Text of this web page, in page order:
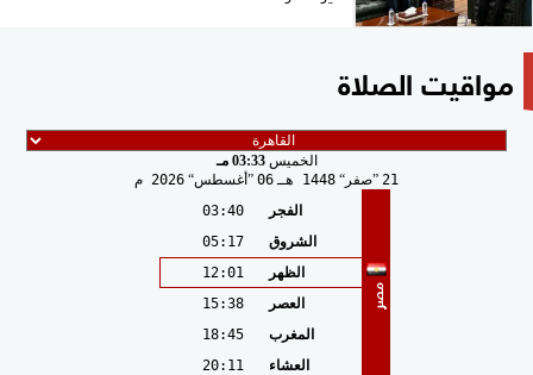
مواقيت الصلاة
الخميس03:33 مـ
21
صفر 1448 هـ 06 أغسطس 2026 م
مصر
الفجر
03:40
الشروق
05:17
الظهر
12:01
العصر
15:38
المغرب
18:45
العشاء
20:11